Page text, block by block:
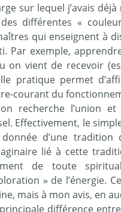
sur lequel j’avais déjà
différentes «
qui enseignent à
Par exemple,
on vient de recevoir
pratique permet
courant du
recherche l’union
Effectivement, le
d’une tradition
lié à cette
de toute
» de l’énergie.
mais à mon avis, en
différence